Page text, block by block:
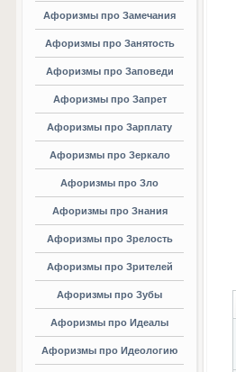
Афоризмы про Замечания
Афоризмы про Занятость
Афоризмы про Заповеди
Афоризмы про Запрет
Афоризмы про Зарплату
Афоризмы про Зеркало
Афоризмы про Зло
Афоризмы про Знания
Афоризмы про Зрелость
Афоризмы про Зрителей
Афоризмы про Зубы
Афоризмы про Идеалы
Афоризмы про Идеологию